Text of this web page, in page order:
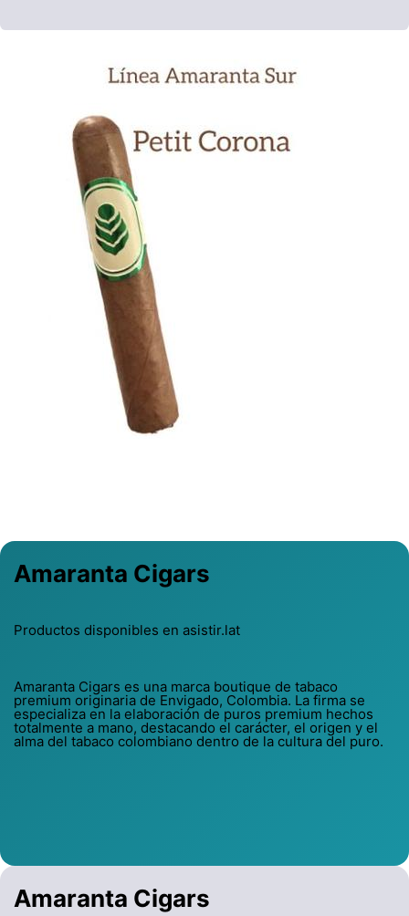
Amaranta Cigars
Amaranta Cigars
Productos disponibles en asistir.lat
Amaranta Cigars es una marca boutique de tabaco
premium originaria de Envigado, Colombia. La firma se
especializa en la elaboración de puros premium hechos
totalmente a mano, destacando el carácter, el origen y el
alma del tabaco colombiano dentro de la cultura del puro.